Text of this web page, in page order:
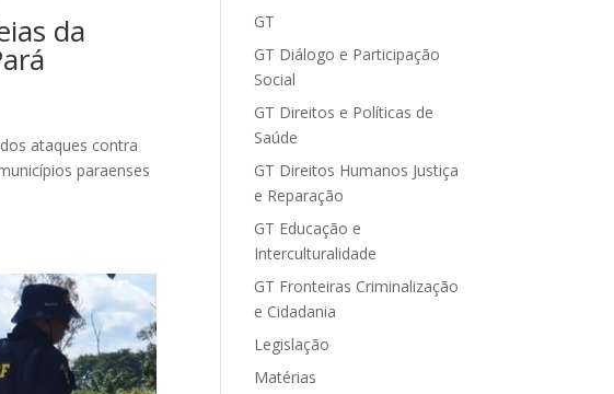
da
ataques contra
paraenses
GT
GT Diálogo e Participação
Social
GT Direitos e Políticas de
Saúde
GT Direitos Humanos Justiça
e Reparação
GT Educação e
Interculturalidade
GT Fronteiras Criminalização
e Cidadania
Legislação
Matérias